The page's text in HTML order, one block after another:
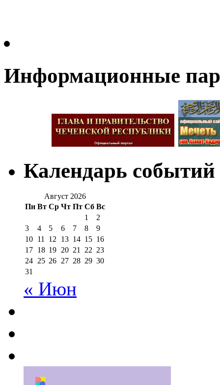
Информационные
Календарь событий
Август 2026
Пн Вт Ср Чт Пт Сб Вс
1
2
3
4 5 6 7 8
9
10 11 12 13 14 15 16
17 18 19 20 21 22 23
24 25 26 27 28 29 30
31
« Июн